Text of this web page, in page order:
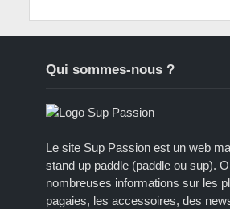
Qui sommes-nous ?
Le site Sup Passion est un web
stand up paddle (paddle ou sup).
nombreuses informations sur les
pagaies, les accessoires, des